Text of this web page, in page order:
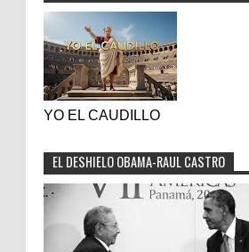
YO EL CAUDILLO
EL DESHIELO OBAMA-RAUL CASTRO